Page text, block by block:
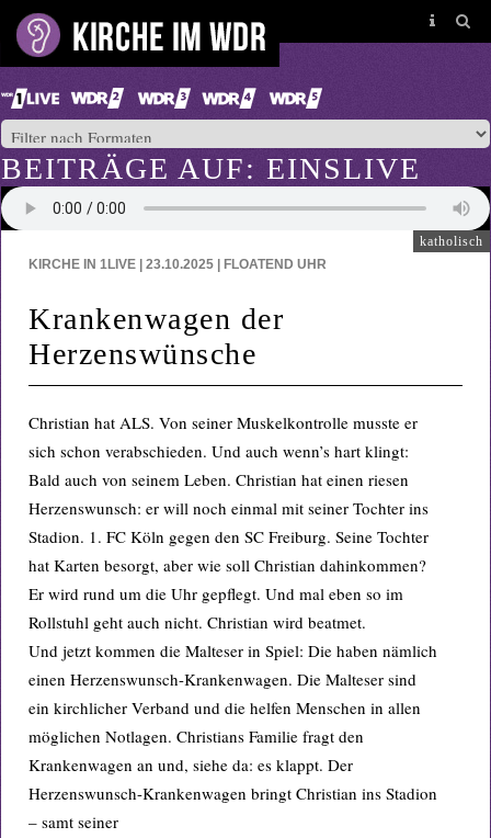
BEITRÄGE AUF: EINSLIVE
katholisch
KIRCHE IN 1LIVE | 23.10.2025 | FLOATEND UHR
Krankenwagen der
Herzenswünsche
Christian hat ALS. Von seiner Muskelkontrolle musste er
sich schon verabschieden. Und auch wenn’s hart klingt:
Bald auch von seinem Leben. Christian hat einen riesen
Herzenswunsch: er will noch einmal mit seiner Tochter ins
Stadion. 1. FC Köln gegen den SC Freiburg. Seine Tochter
hat Karten besorgt, aber wie soll Christian dahinkommen?
Er wird rund um die Uhr gepflegt. Und mal eben so im
Rollstuhl geht auch nicht. Christian wird beatmet.
Und jetzt kommen die Malteser in Spiel: Die haben nämlich
einen Herzenswunsch-Krankenwagen. Die Malteser sind
ein kirchlicher Verband und die helfen Menschen in allen
möglichen Notlagen. Christians Familie fragt den
Krankenwagen an und, siehe da: es klappt. Der
Herzenswunsch-Krankenwagen bringt Christian ins Stadion
– samt seiner